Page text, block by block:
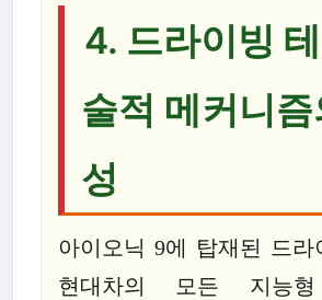
4. 드라이빙
술적 메커니
성
아이오닉 9에 탑재된 드라
현대차의 모든 지능형